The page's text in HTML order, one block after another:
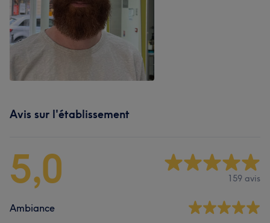
Avis sur l'établissement
5,0 159 avis
Ambiance